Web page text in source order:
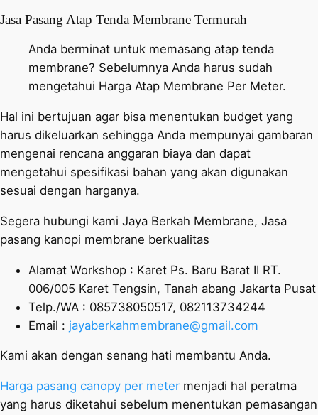
Jasa Pasang Atap Tenda Membrane Termurah
Anda berminat untuk memasang atap tenda
membrane? Sebelumnya Anda harus sudah
mengetahui Harga Atap Membrane Per Meter.
Hal ini bertujuan agar bisa menentukan budget yang
harus dikeluarkan sehingga Anda mempunyai gambaran
mengenai rencana anggaran biaya dan dapat
mengetahui spesifikasi bahan yang akan digunakan
sesuai dengan harganya.
Segera hubungi kami Jaya Berkah Membrane, Jasa
pasang kanopi membrane berkualitas
Alamat Workshop : Karet Ps. Baru Barat II RT.
006/005 Karet Tengsin, Tanah abang Jakarta Pusat
Telp./WA : 085738050517, 082113734244
Email : jayaberkahmembrane@gmail.com
Kami akan dengan senang hati membantu Anda.
Harga pasang canopy per meter menjadi hal peratma
yang harus diketahui sebelum menentukan pemasangan